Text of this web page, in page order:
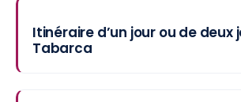
Itinéraire d’un jour ou de deux
Tabarca